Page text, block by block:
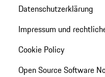
Datenschutzerklärung
Impressum und
Cookie Policy
Open Source Software